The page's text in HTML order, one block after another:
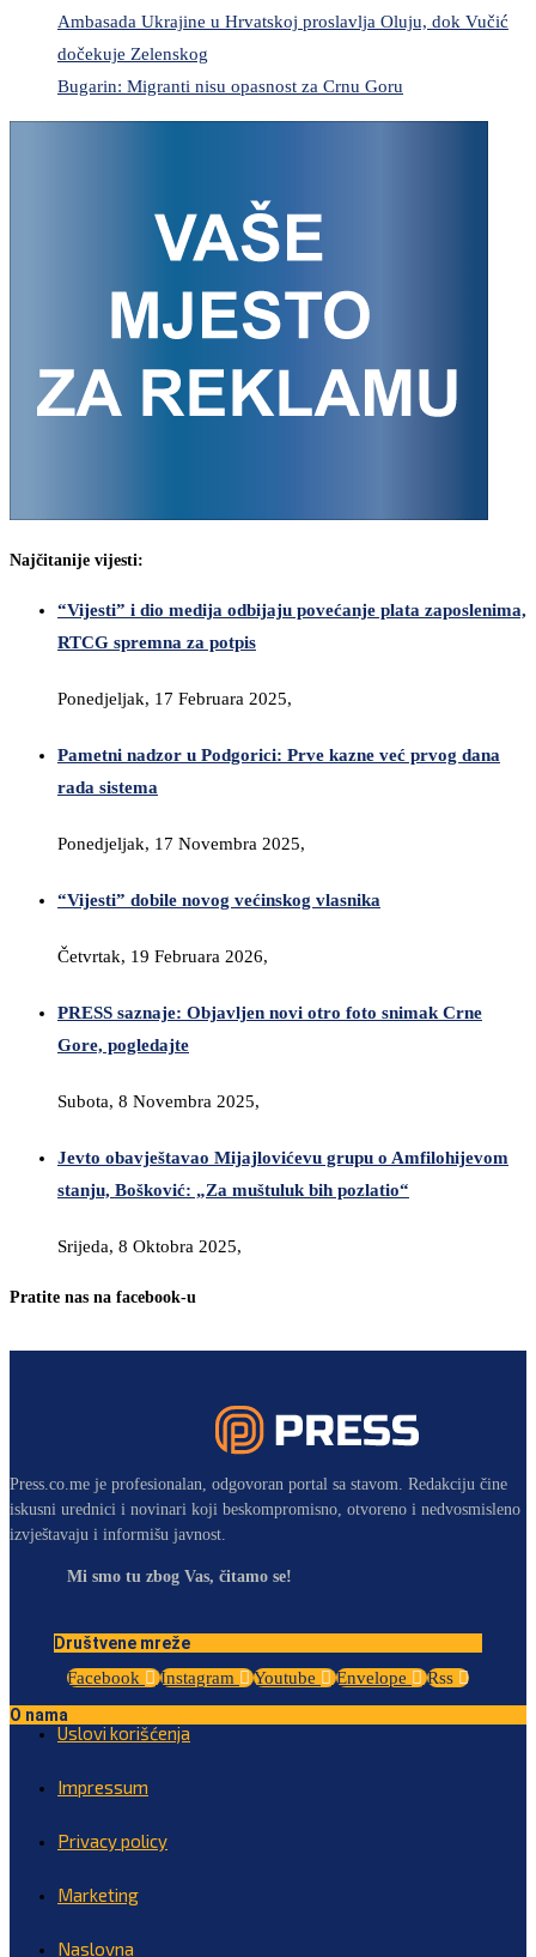
Ambasada Ukrajine u Hrvatskoj proslavlja Oluju, dok Vučić
dočekuje Zelenskog
Bugarin: Migranti nisu opasnost za Crnu Goru
Najčitanije vijesti:
“Vijesti” i dio medija odbijaju povećanje plata zaposlenima,
RTCG spremna za potpis
Ponedjeljak, 17 Februara 2025,
Pametni nadzor u Podgorici: Prve kazne već prvog dana
rada sistema
Ponedjeljak, 17 Novembra 2025,
“Vijesti” dobile novog većinskog vlasnika
Četvrtak, 19 Februara 2026,
PRESS saznaje: Objavljen novi otro foto snimak Crne
Gore, pogledajte
Subota, 8 Novembra 2025,
Jevto obavještavao Mijajlovićevu grupu o Amfilohijevom
stanju, Bošković: „Za muštuluk bih pozlatio“
Srijeda, 8 Oktobra 2025,
Pratite nas na facebook-u
Press.co.me je profesionalan, odgovoran portal sa stavom. Redakciju čine
iskusni urednici i novinari koji beskompromisno, otvoreno i nedvosmisleno
izvještavaju i informišu javnost.
Mi smo tu zbog Vas, čitamo se!
Društvene mreže
Facebook
Instagram Youtube Envelope
Rss
O nama
Uslovi korišćenja
Impressum
Privacy policy
Marketing
Naslovna